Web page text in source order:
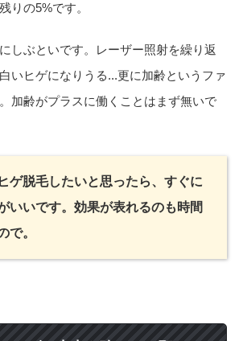
りの5%です。
しぶといです。レーザー照射を繰り返
いヒゲになりうる...更に加齢というファ
加齢がプラスに働くことはまず無いで
ゲ脱毛したいと思ったら、すぐに
いいです。効果が表れるのも時間
で。